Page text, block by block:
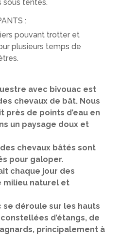
sous tentes.
:
pouvant trotter et
plusieurs temps de
avec bivouac est
chevaux de bât. Nous
près de points d’eau en
un paysage doux et
chevaux bâtés sont
pour galoper.
chaque jour des
milieu naturel et
déroule sur les hauts
d’étangs, de
principalement à